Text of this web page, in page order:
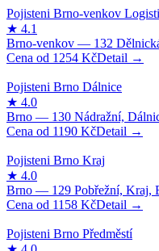
1254 Kč
1190 Kč
1158 Kč